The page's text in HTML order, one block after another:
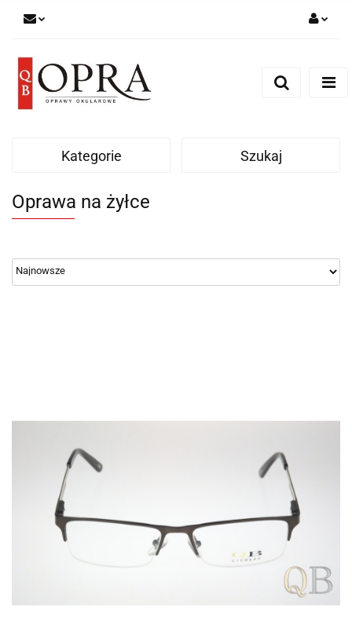
Zarejestruj się
Kategorie Szukaj
Oprawa na żyłce